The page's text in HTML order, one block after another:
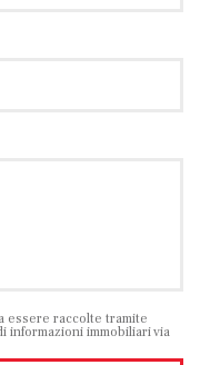
essere raccolte tramite
immobiliari via